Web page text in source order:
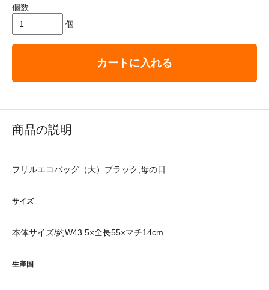
個数
個
カートに入れる
商品の説明
フリルエコバッグ（大）ブラック,母の日
サイズ
本体サイズ/約W43.5×全長55×マチ14cm
生産国